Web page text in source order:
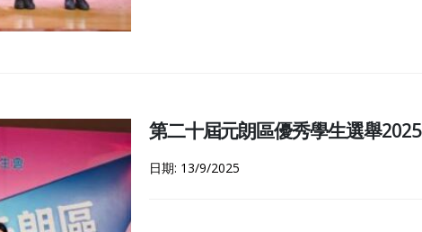
第二十屆元朗區優秀學生選舉2025
日期: 13/9/2025